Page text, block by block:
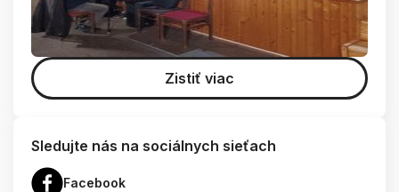
Zistiť viac
Sledujte nás na sociálnych sieťach
Facebook